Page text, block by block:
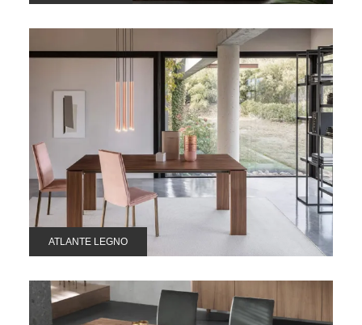
ATLANTE LEGNO